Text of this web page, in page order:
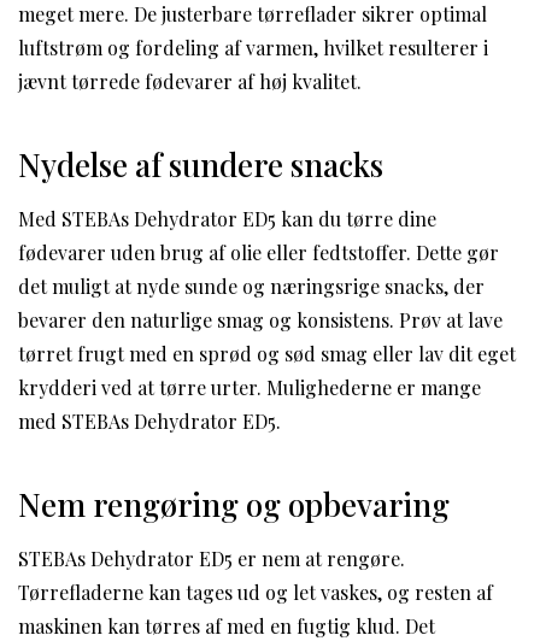
meget mere. De justerbare tørreflader sikrer optimal
luftstrøm og fordeling af varmen, hvilket resulterer i
jævnt tørrede fødevarer af høj kvalitet.
Nydelse af sundere snacks
Med STEBAs Dehydrator ED5 kan du tørre dine
fødevarer uden brug af olie eller fedtstoffer. Dette gør
det muligt at nyde sunde og næringsrige snacks, der
bevarer den naturlige smag og konsistens. Prøv at lave
tørret frugt med en sprød og sød smag eller lav dit eget
krydderi ved at tørre urter. Mulighederne er mange
med STEBAs Dehydrator ED5.
Nem rengøring og opbevaring
STEBAs Dehydrator ED5 er nem at rengøre.
Tørrefladerne kan tages ud og let vaskes, og resten af
maskinen kan tørres af med en fugtig klud. Det